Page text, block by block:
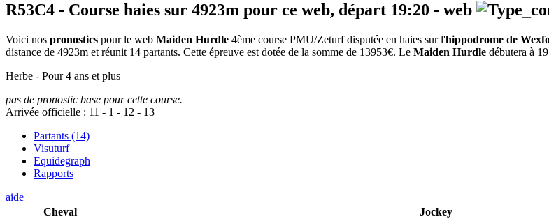
R53C4 - Course haies sur 4923m pour ce web, départ 19:20 - web
Voici nos pronostics pour le web Maiden Hurdle 4ème course PMU/Zeturf disputée en haies sur l'hippodrome de
distance de 4923m et réunit 14 partants. Cette épreuve est dotée de la somme de 13953€. Le Maiden Hurdle débutera à
Herbe - Pour 4 ans et plus
pas de pronostic base pour cette course.
Arrivée officielle : 11 - 1 - 12 - 13
Partants (14)
Visuturf
Equidegraph
Rapports
aide
Cheval
Jockey